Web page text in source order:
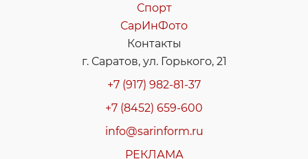
Спорт
СарИнФото
Контакты
г. Саратов, ул. Горького, 21
+7 (917) 982-81-37
+7 (8452) 659-600
info@sarinform.ru
РЕКЛАМА